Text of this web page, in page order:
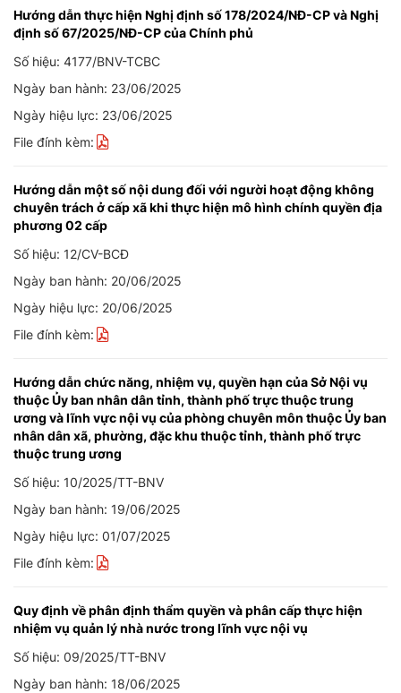
Hướng dẫn thực hiện Nghị định số 178/2024/NĐ-CP và Nghị
định số 67/2025/NĐ-CP của Chính phủ
Số hiệu: 4177/BNV-TCBC
Ngày ban hành: 23/06/2025
Ngày hiệu lực: 23/06/2025
File đính kèm:
Hướng dẫn một số nội dung đối với người hoạt động không
chuyên trách ở cấp xã khi thực hiện mô hình chính quyền địa
phương 02 cấp
Số hiệu: 12/CV-BCĐ
Ngày ban hành: 20/06/2025
Ngày hiệu lực: 20/06/2025
File đính kèm:
Hướng dẫn chức năng, nhiệm vụ, quyền hạn của Sở Nội vụ
thuộc Ủy ban nhân dân tỉnh, thành phố trực thuộc trung
ương và lĩnh vực nội vụ của phòng chuyên môn thuộc Ủy ban
nhân dân xã, phường, đặc khu thuộc tỉnh, thành phố trực
thuộc trung ương
Số hiệu: 10/2025/TT-BNV
Ngày ban hành: 19/06/2025
Ngày hiệu lực: 01/07/2025
File đính kèm:
Quy định về phân định thẩm quyền và phân cấp thực hiện
nhiệm vụ quản lý nhà nước trong lĩnh vực nội vụ
Số hiệu: 09/2025/TT-BNV
Ngày ban hành: 18/06/2025